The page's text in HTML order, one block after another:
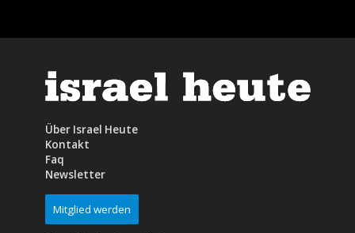
Über Israel Heute
Kontakt
Faq
Newsletter
Mitglied werden